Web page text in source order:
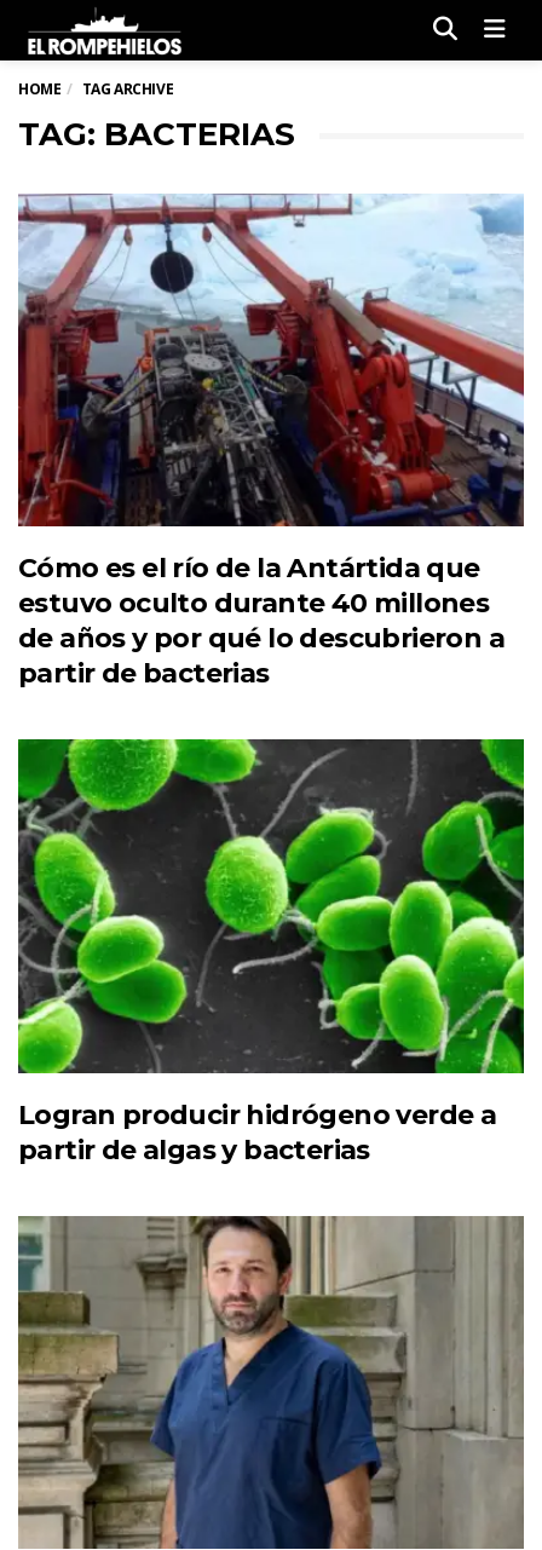
HOME TAG ARCHIVE
TAG: BACTERIAS
Cómo es el río de la Antártida que
estuvo oculto durante 40 millones
de años y por qué lo descubrieron a
partir de bacterias
Logran producir hidrógeno verde a
partir de algas y bacterias